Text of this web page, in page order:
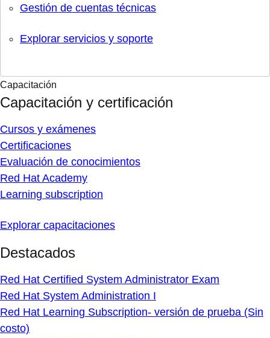
Gestión de cuentas técnicas
Explorar servicios y soporte
Capacitación
Capacitación y certificación
Cursos y exámenes
Certificaciones
Evaluación de conocimientos
Red Hat Academy
Learning subscription
Explorar capacitaciones
Destacados
Red Hat Certified System Administrator Exam
Red Hat System Administration I
Red Hat Learning Subscription- versión de prueba (Sin
costo)